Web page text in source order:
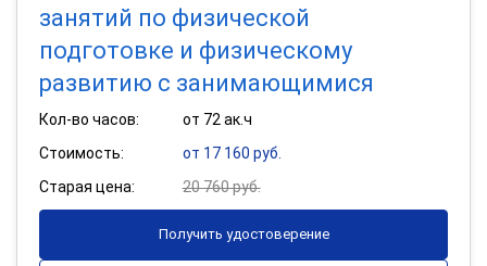
занятий по физической
подготовке и физическому
развитию с занимающимися
Кол-во часов:
от 72 ак.ч
Стоимость:
от 17 160 руб.
Старая цена:
20 760 руб.
Получить удостоверение